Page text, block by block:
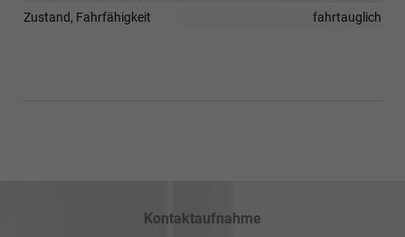
Zustand, Fahrfähigkeit
fahrtauglich
Kontaktaufnahme